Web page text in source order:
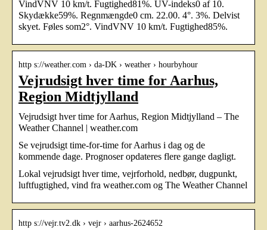
VindVNV 10 km/t. Fugtighed81%. UV-indeks0 af 10.
Skydække59%. Regnmængde0 cm. 22.00. 4°. 3%. Delvist
skyet. Føles som2°. VindVNV 10 km/t. Fugtighed85%.
http s://weather.com › da-DK › weather › hourbyhour
Vejrudsigt hver time for Aarhus,
Region Midtjylland
Vejrudsigt hver time for Aarhus, Region Midtjylland – The
Weather Channel | weather.com
Se vejrudsigt time-for-time for Aarhus i dag og de
kommende dage. Prognoser opdateres flere gange dagligt.
Lokal vejrudsigt hver time, vejrforhold, nedbør, dugpunkt,
luftfugtighed, vind fra weather.com og The Weather Channel
http s://vejr.tv2.dk › vejr › aarhus-2624652